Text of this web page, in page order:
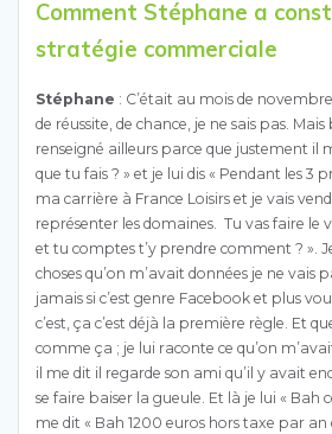
Comment Stéphane a
stratégie commerciale
Stéphane : C’était au mois de
de réussite, de chance, je ne sais pas.
renseigné ailleurs parce que justement il
que tu fais ? » et je lui dis « Pendant les 3
ma carrière à France Loisirs et je vais
représenter les domaines. Tu vas faire le
et tu comptes t’y prendre comment ? ».
choses qu’on m’avait données je ne vais
jamais si c’est genre Facebook et plus
c’est, ça c’est déjà la première règle. Et
comme ça ; je lui raconte ce qu’on
il me dit il regarde son ami qu’il y avait
se faire baiser la gueule. Et là je lui « Bah
me dit « Bah 1200 euros hors taxe par an